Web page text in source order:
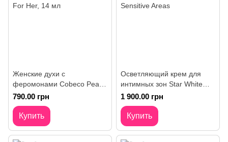
Женские духи с
феромонами Cobeco Pearl
Pheromones Eau De Parfum
For Her, 14 мл
790.00 грн
Купить
Осветляющий крем для
интимных зон Star White
Lightening Cream For
Sensitive Areas
1 900.00 грн
Купить